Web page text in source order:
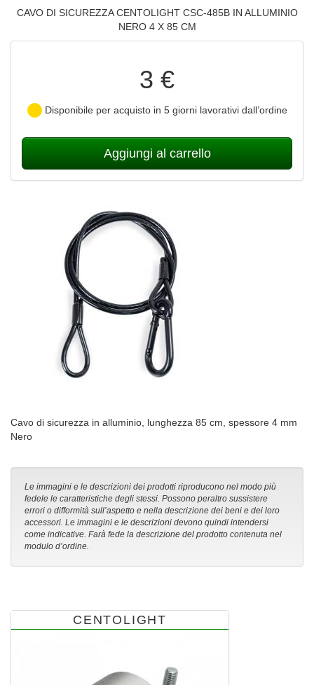
CAVO DI SICUREZZA CENTOLIGHT CSC-485B IN ALLUMINIO
NERO 4 X 85 CM
3 €
Disponibile per acquisto in 5 giorni lavorativi dall’ordine
Aggiungi al carrello
Cavo di sicurezza in alluminio, lunghezza 85 cm, spessore 4 mm
Nero
Le immagini e le descrizioni dei prodotti riproducono nel modo più
fedele le caratteristiche degli stessi. Possono peraltro sussistere
errori o difformità sull’aspetto e nella descrizione dei beni e dei loro
accessori. Le immagini e le descrizioni devono quindi intendersi
come indicative. Farà fede la descrizione del prodotto contenuta nel
modulo d’ordine.
CENTOLIGHT